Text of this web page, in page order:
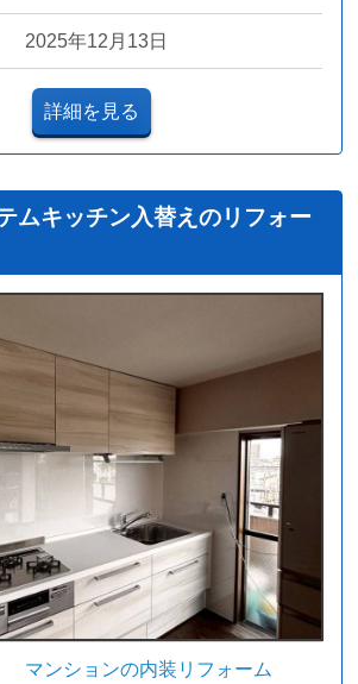
2025年12月13日
詳細を見る
キッチン入替えのリフォー
マンションの内装リフォーム